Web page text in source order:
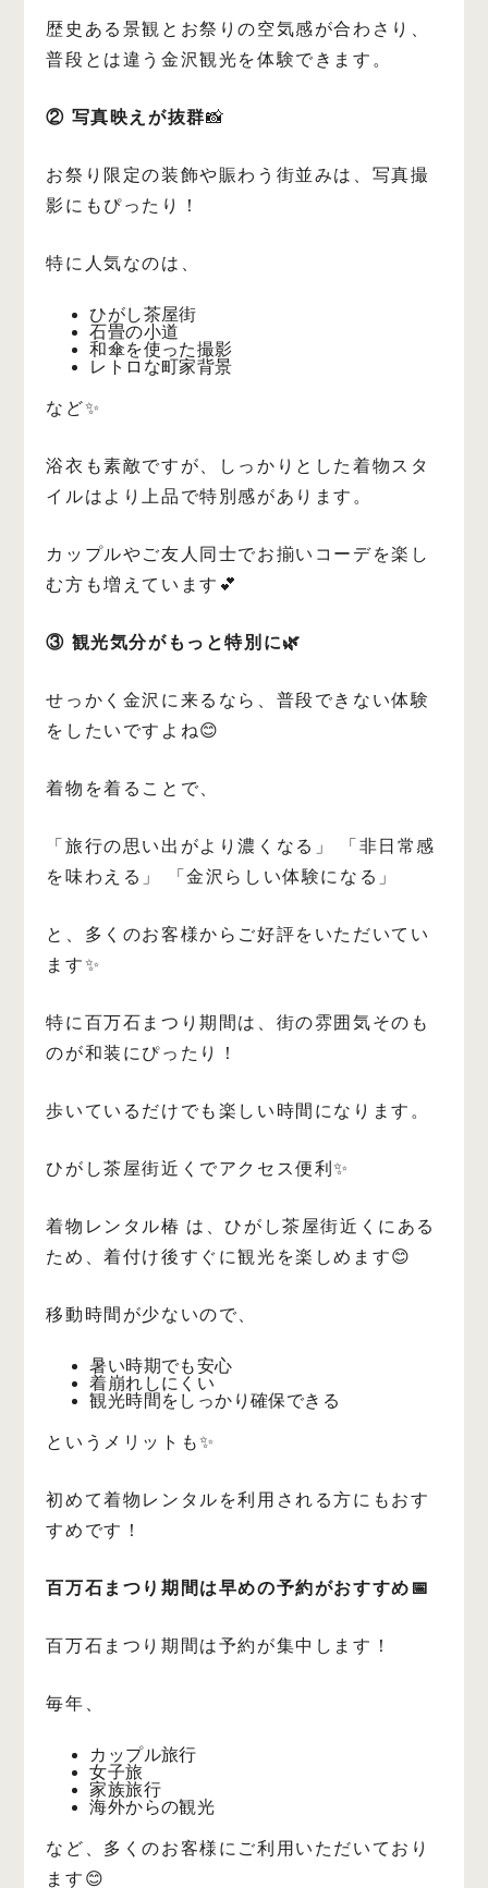
歴史ある景観とお祭りの空気感が合わさり、
普段とは違う金沢観光を体験できます。
② 写真映えが抜群📸
お祭り限定の装飾や賑わう街並みは、写真撮
影にもぴったり！
特に人気なのは、
ひがし茶屋街
石畳の小道
和傘を使った撮影
レトロな町家背景
など✨
浴衣も素敵ですが、しっかりとした着物スタ
イルはより上品で特別感があります。
カップルやご友人同士でお揃いコーデを楽し
む方も増えています💕
③ 観光気分がもっと特別に🌿
せっかく金沢に来るなら、普段できない体験
をしたいですよね😊
着物を着ることで、
「旅行の思い出がより濃くなる」
「非日常感
を味わえる」
「金沢らしい体験になる」
と、多くのお客様からご好評をいただいてい
ます✨
特に百万石まつり期間は、街の雰囲気そのも
のが和装にぴったり！
歩いているだけでも楽しい時間になります。
ひがし茶屋街近くでアクセス便利✨
着物レンタル椿 は、ひがし茶屋街近くにある
ため、着付け後すぐに観光を楽しめます😊
移動時間が少ないので、
暑い時期でも安心
着崩れしにくい
観光時間をしっかり確保できる
というメリットも✨
初めて着物レンタルを利用される方にもおす
すめです！
百万石まつり期間は早めの予約がおすすめ📅
百万石まつり期間は予約が集中します！
毎年、
カップル旅行
女子旅
家族旅行
海外からの観光
など、多くのお客様にご利用いただいており
ます😊